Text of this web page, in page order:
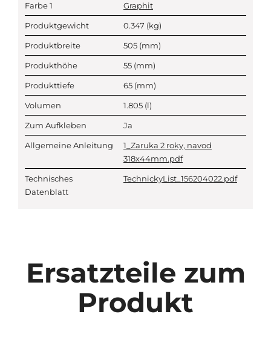
Farbe 1 Graphit
Produktgewicht 0.347 (kg)
Produktbreite 505 (mm)
Produkthöhe 55 (mm)
Produkttiefe 65 (mm)
Volumen 1.805 (l)
Zum Aufkleben Ja
Allgemeine Anleitung
1_Zaruka 2 roky, navod
318x44mm.pdf
Technisches
Datenblatt
TechnickyList_156204022.pdf
Ersatzteile zum
Produkt